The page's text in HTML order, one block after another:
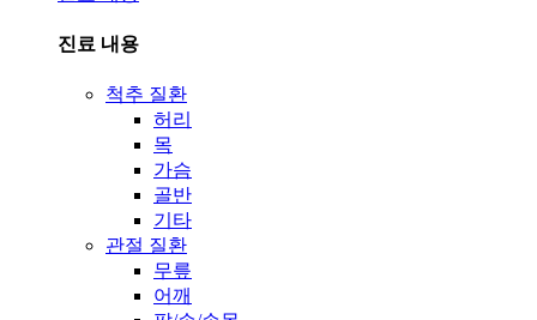
진료 내용
척추 질환
허리
목
가슴
골반
기타
관절 질환
무릎
어깨